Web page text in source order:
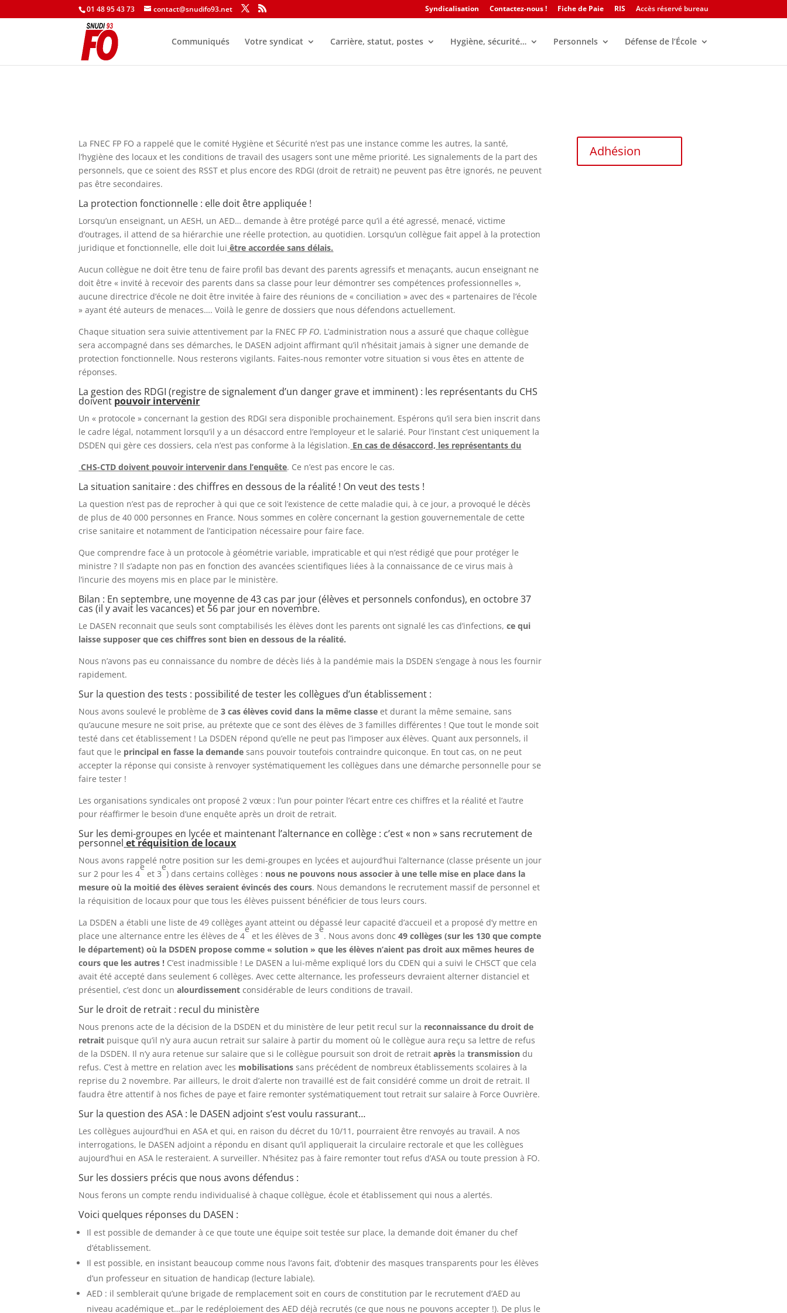
01 48 95 43 73 contact@snudifo93.net Syndicalisation Contactez-nous ! Fiche de Paie RIS Accès réservé bureau
Communiqués Votre syndicat Carrière, statut, postes Hygiène, sécurité… Personnels Défense de l’École
La FNEC FP FO a rappelé que le comité Hygiène et Sécurité n’est pas une instance comme les autres, la santé,
l’hygiène des locaux et les conditions de travail des usagers sont une même priorité. Les signalements de la part des
personnels, que ce soient des RSST et plus encore des RDGI (droit de retrait) ne peuvent pas être ignorés, ne peuvent
pas être secondaires.
La protection fonctionnelle : elle doit être appliquée !
Lorsqu’un enseignant, un AESH, un AED… demande à être protégé parce qu’il a été agressé, menacé, victime
d’outrages, il attend de sa hiérarchie une réelle protection, au quotidien. Lorsqu’un collègue fait appel à la protection
juridique et fonctionnelle, elle doit lui être accordée sans délais.
Aucun collègue ne doit être tenu de faire profil bas devant des parents agressifs et menaçants, aucun enseignant ne
doit être « invité à recevoir des parents dans sa classe pour leur démontrer ses compétences professionnelles »,
aucune directrice d’école ne doit être invitée à faire des réunions de « conciliation » avec des « partenaires de l’école
» ayant été auteurs de menaces…. Voilà le genre de dossiers que nous défendons actuellement.
Chaque situation sera suivie attentivement par la FNEC FP FO. L’administration nous a assuré que chaque collègue
sera accompagné dans ses démarches, le DASEN adjoint affirmant qu’il n’hésitait jamais à signer une demande de
protection fonctionnelle. Nous resterons vigilants. Faites-nous remonter votre situation si vous êtes en attente de
réponses.
La gestion des RDGI (registre de signalement d’un danger grave et imminent) : les représentants du CHS
doivent pouvoir intervenir
Un « protocole » concernant la gestion des RDGI sera disponible prochainement. Espérons qu’il sera bien inscrit dans
le cadre légal, notamment lorsqu’il y a un désaccord entre l’employeur et le salarié. Pour l’instant c’est uniquement la
DSDEN qui gère ces dossiers, cela n’est pas conforme à la législation. En cas de désaccord, les représentants du
CHS-CTD doivent pouvoir intervenir dans l’enquête. Ce n’est pas encore le cas.
La situation sanitaire : des chiffres en dessous de la réalité ! On veut des tests !
La question n’est pas de reprocher à qui que ce soit l’existence de cette maladie qui, à ce jour, a provoqué le décès
de plus de 40 000 personnes en France. Nous sommes en colère concernant la gestion gouvernementale de cette
crise sanitaire et notamment de l’anticipation nécessaire pour faire face.
Que comprendre face à un protocole à géométrie variable, impraticable et qui n’est rédigé que pour protéger le
ministre ? Il s’adapte non pas en fonction des avancées scientifiques liées à la connaissance de ce virus mais à
l’incurie des moyens mis en place par le ministère.
Bilan : En septembre, une moyenne de 43 cas par jour (élèves et personnels confondus), en octobre 37
cas (il y avait les vacances) et 56 par jour en novembre.
Le DASEN reconnait que seuls sont comptabilisés les élèves dont les parents ont signalé les cas d’infections,ce qui
laisse supposer que ces chiffres sont bien en dessous de la réalité.
Nous n’avons pas eu connaissance du nombre de décès liés à la pandémie mais la DSDEN s’engage à nous les fournir
rapidement.
Sur la question des tests : possibilité de tester les collègues d’un établissement :
Nous avons soulevé le problème de3 cas élèves covid dans la même classeet durant la même semaine, sans
qu’aucune mesure ne soit prise, au prétexte que ce sont des élèves de 3 familles différentes ! Que tout le monde soit
testé dans cet établissement ! La DSDEN répond qu’elle ne peut pas l’imposer aux élèves. Quant aux personnels, il
faut que le principal en fasse la demandesans pouvoir toutefois contraindre quiconque. En tout cas, on ne peut
accepter la réponse qui consiste à renvoyer systématiquement les collègues dans une démarche personnelle pour se
faire tester !
Les organisations syndicales ont proposé 2 vœux : l’un pour pointer l’écart entre ces chiffres et la réalité et l’autre
pour réaffirmer le besoin d’une enquête après un droit de retrait.
Sur les demi-groupes en lycée et maintenant l’alternance en collège : c’est « non » sans recrutement de
personnel et réquisition de locaux
Nous avons rappelé notre position sur les demi-groupes en lycées et aujourd’hui l’alternance (classe présente un jour
sur 2 pour les 4
e
et 3
e
) dans certains collèges : nous ne pouvons nous associer à une telle mise en place dans la
mesure où la moitié des élèves seraient évincés des cours. Nous demandons le recrutement massif de personnel et
la réquisition de locaux pour que tous les élèves puissent bénéficier de tous leurs cours.
La DSDEN a établi une liste de 49 collèges ayant atteint ou dépassé leur capacité d’accueil et a proposé d’y mettre en
place une alternance entre les élèves de 4
e
et les élèves de 3
e
. Nous avons donc49 collèges (sur les 130 que compte
le département) où la DSDEN propose comme « solution » que les élèves n’aient pas droit aux mêmes heures de
cours que les autres ! C’est inadmissible ! Le DASEN a lui-même expliqué lors du CDEN qui a suivi le CHSCT que cela
avait été accepté dans seulement 6 collèges. Avec cette alternance, les professeurs devraient alterner distanciel et
présentiel, c’est donc unalourdissementconsidérable de leurs conditions de travail.
Sur le droit de retrait : recul du ministère
Nous prenons acte de la décision de la DSDEN et du ministère de leur petit recul sur la reconnaissance du droit de
retrait puisque qu’il n’y aura aucun retrait sur salaire à partir du moment où le collègue aura reçu sa lettre de refus
de la DSDEN. Il n’y aura retenue sur salaire que si le collègue poursuit son droit de retraitaprès latransmissiondu
refus. C’est à mettre en relation avec les mobilisationssans précédent de nombreux établissements scolaires à la
reprise du 2 novembre. Par ailleurs, le droit d’alerte non travaillé est de fait considéré comme un droit de retrait. Il
faudra être attentif à nos fiches de paye et faire remonter systématiquement tout retrait sur salaire à Force Ouvrière.
Sur la question des ASA : le DASEN adjoint s’est voulu rassurant…
Les collègues aujourd’hui en ASA et qui, en raison du décret du 10/11, pourraient être renvoyés au travail. A nos
interrogations, le DASEN adjoint a répondu en disant qu’il appliquerait la circulaire rectorale et que les collègues
aujourd’hui en ASA le resteraient. A surveiller. N’hésitez pas à faire remonter tout refus d’ASA ou toute pression à FO.
Sur les dossiers précis que nous avons défendus :
Nous ferons un compte rendu individualisé à chaque collègue, école et établissement qui nous a alertés.
Voici quelques réponses du DASEN :
Il est possible de demander à ce que toute une équipe soit testée sur place, la demande doit émaner du chef
d’établissement.
Il est possible, en insistant beaucoup comme nous l’avons fait, d’obtenir des masques transparents pour les élèves
d’un professeur en situation de handicap (lecture labiale).
AED : il semblerait qu’une brigade de remplacement soit en cours de constitution par le recrutement d’AED au
niveau académique et…par le redéploiement des AED déjà recrutés (ce que nous ne pouvons accepter !). De plus le
Adhésion